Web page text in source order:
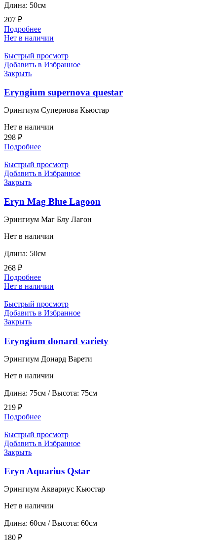
Длина: 50см
207 ₽
Подробнее
Нет в наличии
Быстрый просмотр
Добавить в Избранное
Закрыть
Eryngium supernova questar
Эрингиум Супернова Кьюстар
Нет в наличии
298 ₽
Подробнее
Быстрый просмотр
Добавить в Избранное
Закрыть
Eryn Mag Blue Lagoon
Эрингиум Маг Блу Лагон
Нет в наличии
Длина: 50см
268 ₽
Подробнее
Нет в наличии
Быстрый просмотр
Добавить в Избранное
Закрыть
Eryngium donard variety
Эрингиум Донард Варети
Нет в наличии
Длина: 75см / Высота: 75см
219 ₽
Подробнее
Быстрый просмотр
Добавить в Избранное
Закрыть
Eryn Aquarius Qstar
Эрингиум Аквариус Кьюстар
Нет в наличии
Длина: 60см / Высота: 60см
180 ₽